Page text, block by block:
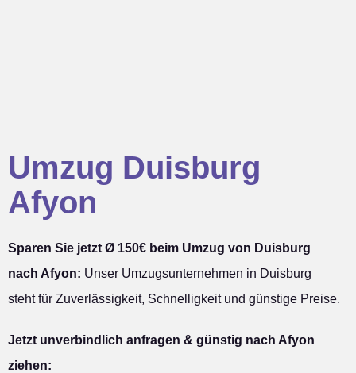
Umzug Duisburg
Afyon
Sparen Sie jetzt Ø 150€ beim Umzug von Duisburg
nach Afyon: Unser Umzugsunternehmen in Duisburg
steht für Zuverlässigkeit, Schnelligkeit und günstige Preise.
Jetzt unverbindlich anfragen & günstig nach Afyon
ziehen: